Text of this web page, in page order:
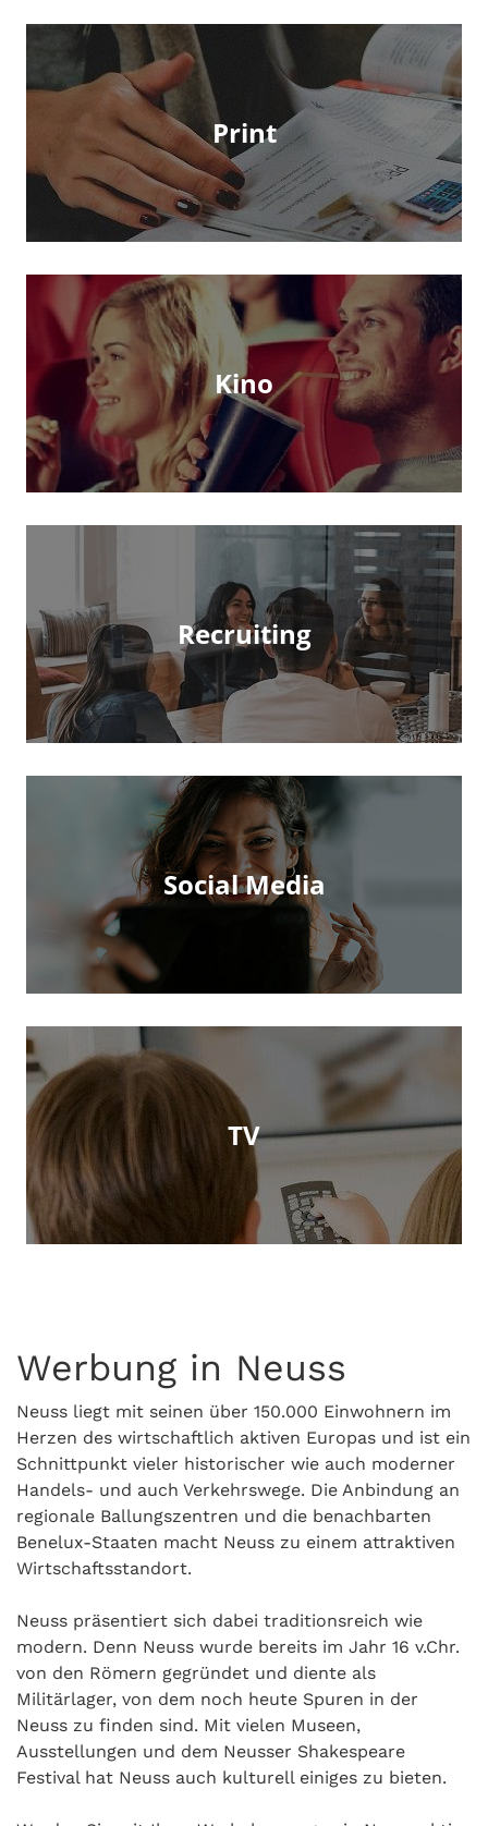
Print
Kino
Recruiting
Social Media
TV
Werbung in Neuss
Neuss liegt mit seinen über 150.000 Einwohnern im
Herzen des wirtschaftlich aktiven Europas und ist ein
Schnittpunkt vieler historischer wie auch moderner
Handels- und auch Verkehrswege. Die Anbindung an
regionale Ballungszentren und die benachbarten
Benelux-Staaten macht Neuss zu einem attraktiven
Wirtschaftsstandort.
Neuss präsentiert sich dabei traditionsreich wie
modern. Denn Neuss wurde bereits im Jahr 16 v.Chr.
von den Römern gegründet und diente als
Militärlager, von dem noch heute Spuren in der
Neuss zu finden sind. Mit vielen Museen,
Ausstellungen und dem Neusser Shakespeare
Festival hat Neuss auch kulturell einiges zu bieten.